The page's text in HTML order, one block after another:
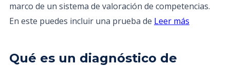
marco de un sistema de valoración de competencias.
En este puedes incluir una prueba de Leer más
Qué es un diagnóstico de